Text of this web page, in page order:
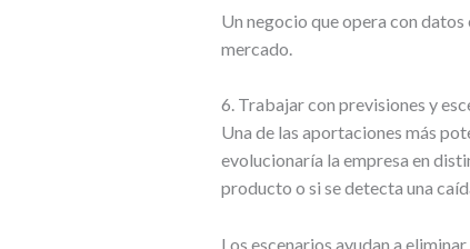
Un negocio que opera con
mercado.
6. Trabajar con previsiones y
Una de las aportaciones más
evolucionaría la empresa en
producto o si se detecta una
Los escenarios ayudan a